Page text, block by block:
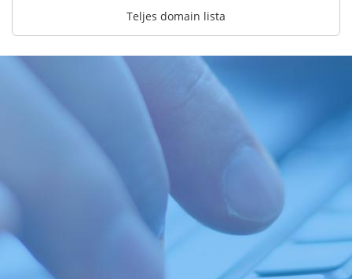
Teljes domain lista